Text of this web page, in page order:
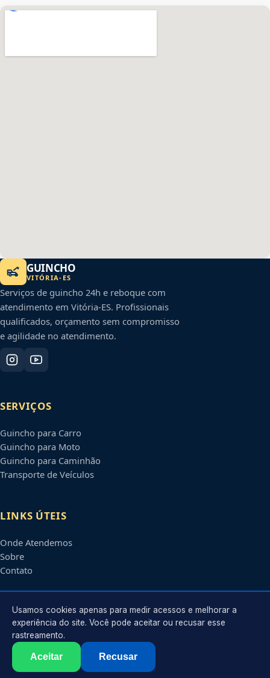
GUINCHO
VITÓRIA- ES
Serviços de guincho 24h e reboque com
atendimento em Vitória-ES. Profissionais
qualificados, orçamento sem compromisso
e agilidade no atendimento.
SERVIÇOS
Guincho para Carro
Guincho para Moto
Guincho para Caminhão
Transporte de Veículos
LINKS ÚTEIS
Onde Atendemos
Sobre
Contato
CONTATO
Atendimento em
contato@guinchosemvitoria.com.br
2026 Vitória
. Todos os direitos reservados.
Usamos cookies apenas para medir acessos e melhorar a
experiência do site. Você pode aceitar ou recusar esse
rastreamento.
Aceitar Recusar